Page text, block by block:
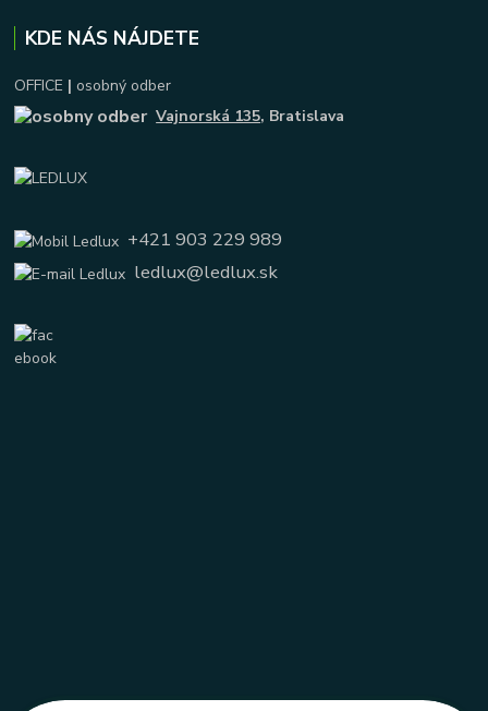
KDE NÁS NÁJDETE
OFFICE | osobný odber
Vajnorská 135, Bratislava
+421 903 229 989
ledlux@ledlux.sk